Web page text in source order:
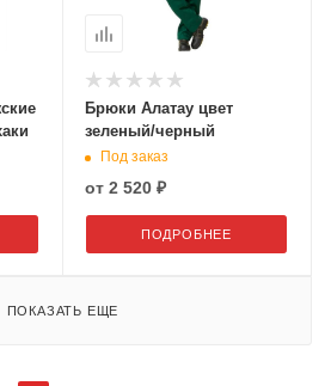
Брюки Алатау цвет
зеленый/черный
Под заказ
от 2 520 ₽
ПОДРОБНЕЕ
ПОКАЗАТЬ ЕЩЕ